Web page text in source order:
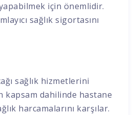
için önemlidir.
sağlık sigortasını
sağlık hizmetlerini
dahilinde hastane
harcamalarını karşılar.